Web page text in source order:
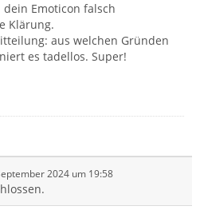
Emoticon falsch
Klärung.
aus welchen Gründen
es tadellos. Super!
2024 um 19:58